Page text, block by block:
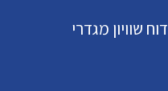
דוח שוויון מגדרי